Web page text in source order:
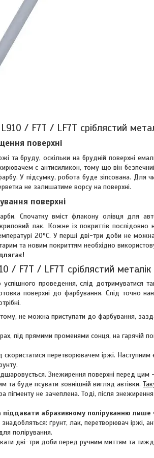
/ F7T / LF7T сріблястий
поверхні
та бруду, оскільки на брудній поверхні
є антисиликон, тому що він
У підсумку, робота буде зіпсована. Для
не залишатиме ворсу на поверхні.
поверхні
Спочатку вміст флакону олівця для
лак. Кожне із покриттів
20°C. У перші дві-три доби не
та новим покриттям необхідно
/ F7T / LF7T сріблястий
проведення, слід дотримуватися
поверхні до фарбування. Слід точно
не можна приступати до фарбування,
під прямими променями сонця, на гарячій
перетворювачем іржі.
Знежирення поверхні перед цим
буде псувати зовнішній вигляд автівки.
не зачеплена. Тоді, після
абразивному поліруванню лише
ґрунт, лак, перетворювач іржі,
полірування.
дві-три доби перед ручним миттям та